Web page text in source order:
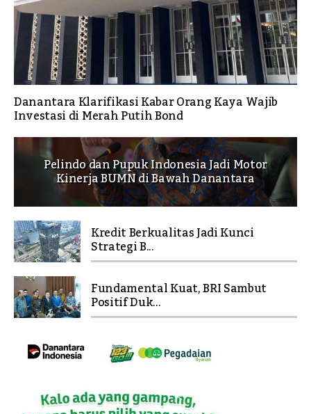
Danantara Klarifikasi Kabar Orang Kaya Wajib
Investasi di Merah Putih Bond
Pelindo dan Pupuk Indonesia Jadi Motor
Kinerja BUMN di Bawah Danantara
Kredit Berkualitas Jadi Kunci
Strategi B...
Fundamental Kuat, BRI Sambut
Positif Duk...